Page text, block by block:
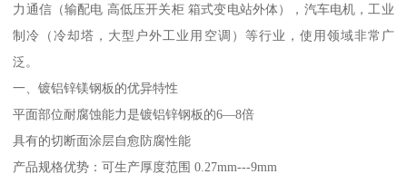
力通信（输配电 高低压开关柜 箱式变电站外体），汽车电机，工业
制冷（冷却塔，大型户外工业用空调）等行业，使用领域非常广
泛。
一、镀铝锌镁钢板的优异特性
平面部位耐腐蚀能力是镀铝锌钢板的6—8倍
具有的切断面涂层自愈防腐性能
产品规格优势：可生产厚度范围 0.27mm---9mm